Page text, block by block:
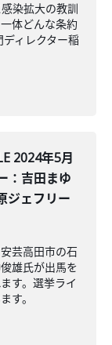
染拡大の教訓
体どんな条約
ィレクター稲
2024年5月
：吉田まゆ
ジェフリー
芸高田市の石
雄氏が出馬を
す。選挙ライ
す。